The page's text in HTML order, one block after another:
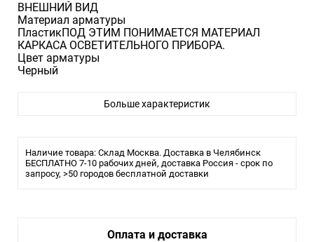
ВНЕШНИЙ ВИД
Материал арматуры
ПластикПОД ЭТИМ ПОНИМАЕТСЯ МАТЕРИАЛ
КАРКАСА ОСВЕТИТЕЛЬНОГО ПРИБОРА.
Цвет арматуры
Черный
ДОПОЛНИТЕЛЬНЫЕ ПАРАМЕТРЫ
Производитель
Maytoni
Больше характеристик
Наличие товара: Склад Москва. Доставка в Челябинск
БЕСПЛАТНО 7-10 рабочих дней, доставка Россия - срок по
запросу, >50 городов бесплатной доставки
Оплата и доставка